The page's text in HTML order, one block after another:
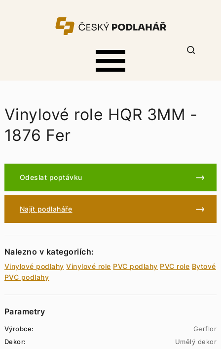
Vinylové role HQR 3MM -
1876 Fer
Odeslat poptávku
Najít podlaháře
Nalezno v kategoriích:
Vinylové podlahy Vinylové role PVC podlahy PVC role Bytové
PVC podlahy
Parametry
Výrobce:
Gerflor
Dekor:
Umělý dekor